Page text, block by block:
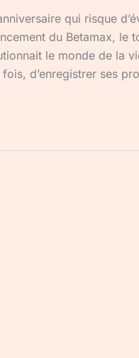
qui risque
du Betamax, le
le monde de la
d’enregistrer ses